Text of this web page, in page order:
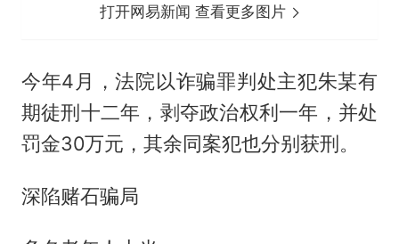
打开网易新闻 查看更多图片
今年4月，法院以诈骗罪判处主犯朱某有
期徒刑十二年，剥夺政治权利一年，并处
罚金30万元，其余同案犯也分别获刑。
深陷赌石骗局